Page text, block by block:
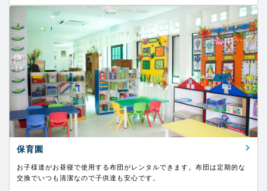
保育園
お子様達がお昼寝で使用する布団がレンタルできます。布団は定期的な
交換でいつも清潔なので子供達も安心です。